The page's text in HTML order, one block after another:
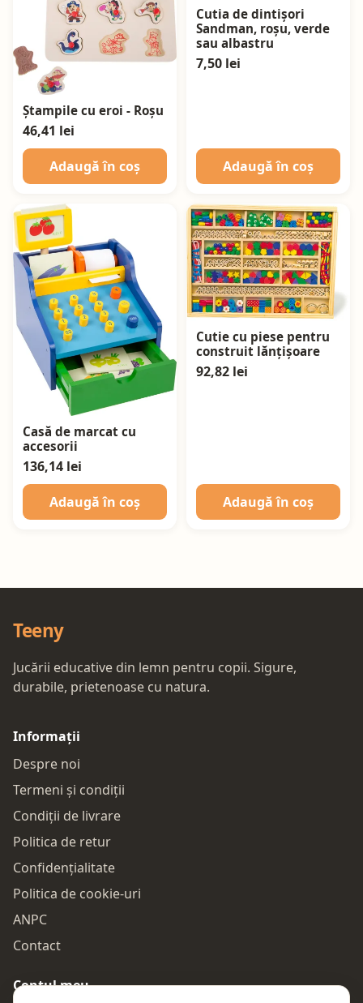
Ștampile cu eroi - Roșu
46,41 lei
Adaugă în coș
Cutia de dintișori
Sandman, roșu, verde
sau albastru
7,50 lei
Adaugă în coș
Casă de marcat cu
accesorii
136,14 lei
Adaugă în coș
Cutie cu piese pentru
construit lănțișoare
92,82 lei
Adaugă în coș
Teeny
Jucării educative din lemn pentru copii. Sigure,
durabile, prietenoase cu natura.
Informații
Despre noi
Termeni și condiții
Condiții de livrare
Politica de retur
Confidențialitate
Politica de cookie-uri
ANPC
Contact
Contul meu